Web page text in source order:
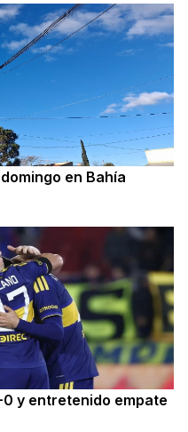
en Bahía
y entretenido empate